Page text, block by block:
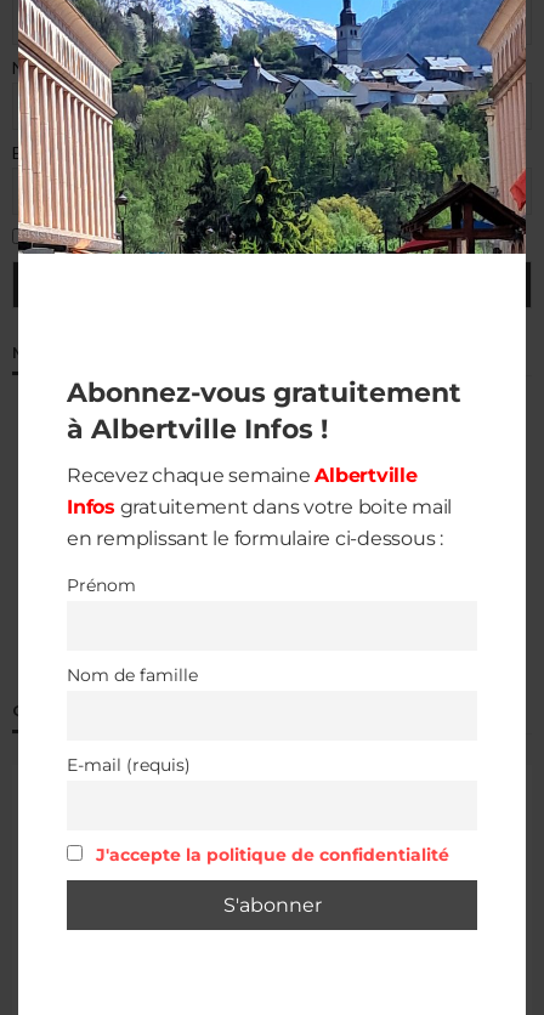
Nom de famille
E-mail (requis)
J'accepte la politique de confidentialité
MÉTÉO À ALBERTVILLE
QUALITÉ DE L’AIR À ALBERTVILLE
Abonnez-vous gratuitement
à Albertville Infos !
Recevez chaque semaineAlbertville
Infos gratuitement dans votre boite mail
en remplissant le formulaire ci-dessous :
Prénom
Nom de famille
E-mail (requis)
J'accepte la politique de confidentialité